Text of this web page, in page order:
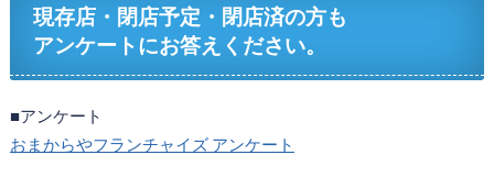
現存店・閉店予定・閉店済の方も
アンケートにお答えください。
■アンケート
おまからやフランチャイズ アンケート